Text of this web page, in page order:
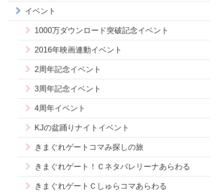
イベント
1000万ダウンロード突破記念イベント
2016年映画連動イベント
2周年記念イベント
3周年記念イベント
4周年イベント
KJの盆踊りナイトイベント
きまぐれゲートコマみ探しの旅
きまぐれゲート！Ｃネタバレリーナあらわる
きまぐれゲートＣしゅらコマあらわる